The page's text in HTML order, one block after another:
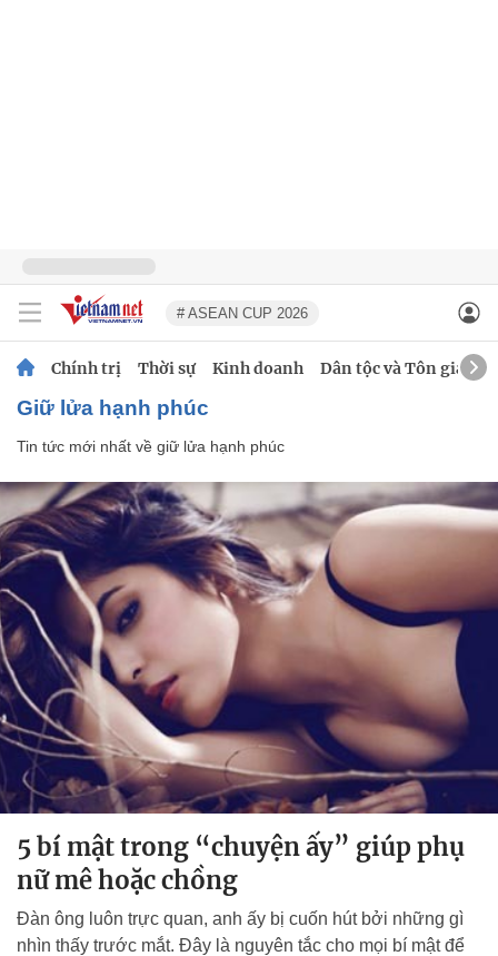
# ASEAN CUP 2026
Chính trị Thời sự Kinh doanh Dân tộc và Tôn giáo
giữ lửa hạnh phúc
Tin tức mới nhất về giữ lửa hạnh phúc
5 bí mật trong “chuyện ấy” giúp phụ
nữ mê hoặc chồng
Đàn ông luôn trực quan, anh ấy bị cuốn hút bởi những gì
nhìn thấy trước mắt. Đây là nguyên tắc cho mọi bí mật để